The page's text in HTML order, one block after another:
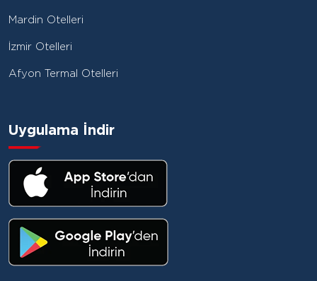
Mardin Otelleri
İzmir Otelleri
Afyon Termal Otelleri
Uygulama İndir